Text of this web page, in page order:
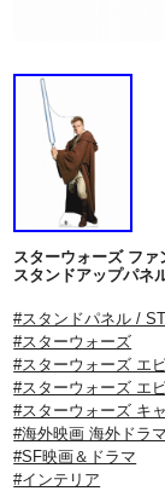
スターウォーズ フ
スタンドアップパ
#スタンドパネル /
#スターウォーズ
#スターウォーズ エ
#スターウォーズ エ
#スターウォーズ キ
#海外映画 海外ドラマ
#SF映画＆ドラマ
#インテリア